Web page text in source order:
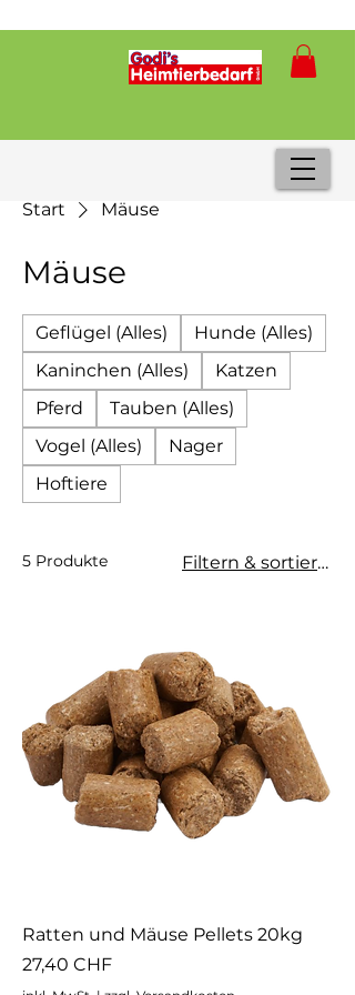
Start Mäuse
Mäuse
Geflügel (Alles)
Hunde (Alles)
Kaninchen (Alles)
Katzen
Pferd
Tauben (Alles)
Vogel (Alles)
Nager
Hoftiere
5 Produkte Filtern & sortieren
Ratten und Mäuse Pellets 20kg
Preis
27,40 CHF